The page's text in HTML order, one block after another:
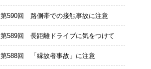
第590回 路側帯での接触事故に注意
第589回 長距離ドライブに気をつけて
第588回 「縁故者事故」に注意